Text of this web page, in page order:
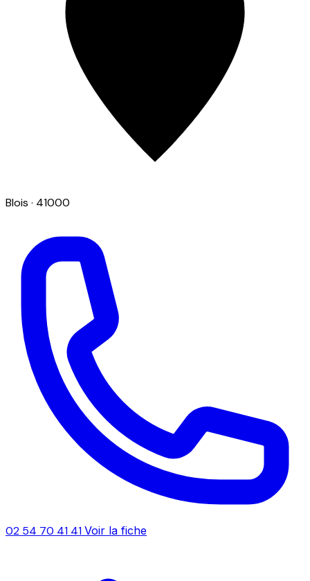
Blois · 41000
02 54 70 41 41 Voir la fiche